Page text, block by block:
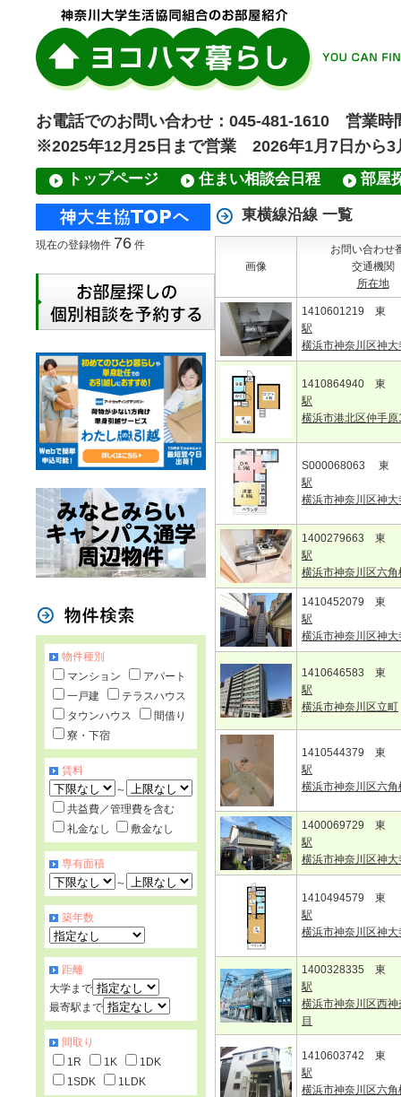
お電話でのお問い合わせ：045-481-1610 営
※2025年12月25日まで営業 2026年1月7日から
トップページ 住まい相談会日程 部屋
東横線沿線 一覧
画像
お問い合わせ
交通機関
所在地
1410601219 東
駅
横浜市神奈川区神
1410864940 東
駅
横浜市港北区仲手原
S000068063 東
駅
横浜市神奈川区神
1400279663 東
駅
横浜市神奈川区六
1410452079 東
駅
横浜市神奈川区神
1410646583 東
駅
横浜市神奈川区立町
1410544379 東
駅
横浜市神奈川区六
1400069729 東
駅
横浜市神奈川区神
1410494579 東
駅
横浜市神奈川区神
1400328335 東
駅
横浜市神奈川区西
目
1410603742 東
駅
横浜市神奈川区六
現在の登録物件 76 件
物件種別
マンション
アパート
一戸建
テラスハウス
タウンハウス
間借り
寮・下宿
賃料
～
共益費／管理費を含む
礼金なし
敷金なし
専有面積
～
築年数
距離
大学まで
最寄駅まで
間取り
1R
1K
1DK
1SDK
1LDK